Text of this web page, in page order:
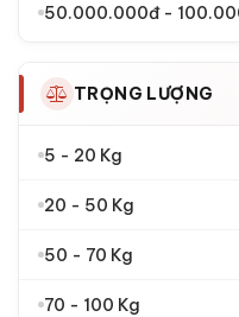
50.000.000đ -
TRỌNG LƯỢNG
5 - 20 Kg
20 - 50 Kg
50 - 70 Kg
70 - 100 Kg